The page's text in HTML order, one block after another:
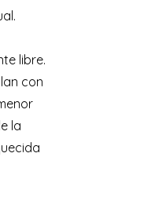
libre.
con
la